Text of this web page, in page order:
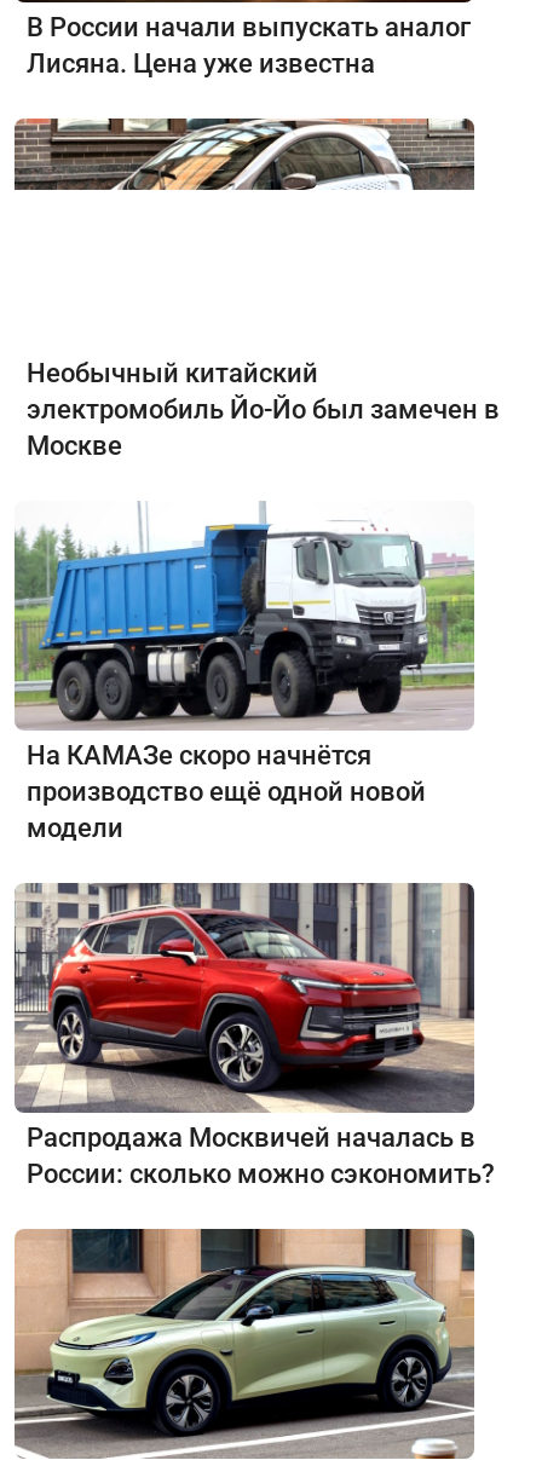
В России начали выпускать аналог
Лисяна. Цена уже известна
Необычный китайский
электромобиль Йо-Йо был замечен в
Москве
На КАМАЗе скоро начнётся
производство ещё одной новой
модели
Распродажа Москвичей началась в
России: сколько можно сэкономить?